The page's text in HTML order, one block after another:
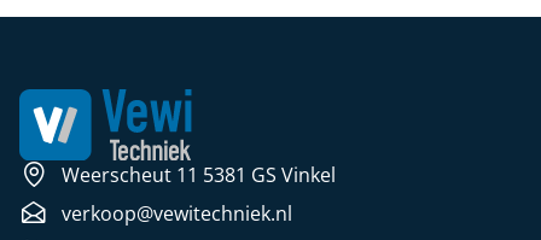
Weerscheut 11 5381 GS Vinkel
verkoop@vewitechniek.nl